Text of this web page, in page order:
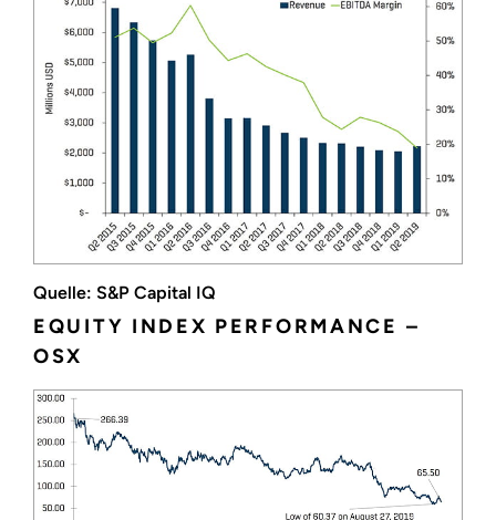
Quelle: S&P Capital IQ
EQUITY INDEX PERFORMANCE –
OSX